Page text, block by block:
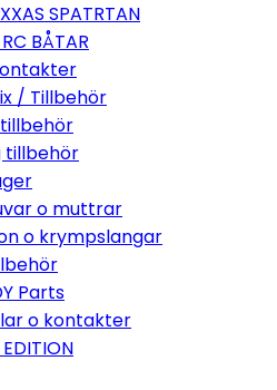
SPATRTAN
BÅTAR
/ Tillbehör
tillbehör
o muttrar
o krympslangar
Parts
o kontakter